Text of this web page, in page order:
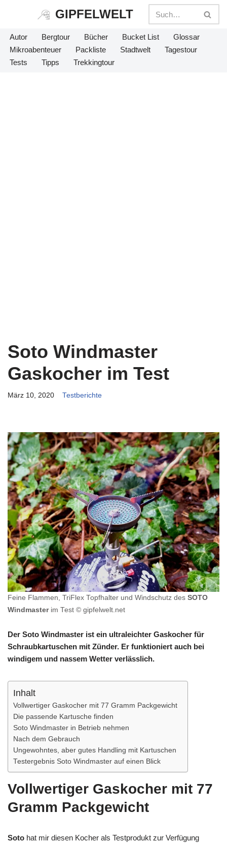
Inhalt
springen
GIPFELWELT
Autor Bergtour Bücher Bucket List
Glossar
Mikroabenteuer
Packliste Stadtwelt
Tagestour
Tests
Tipps Trekkingtour
Soto Windmaster
Gaskocher im Test
März 10, 2020 Testberichte
Feine Flammen, TriFlex Topfhalter und Windschutz des SOTO
Windmasterim Test © gipfelwelt.net
Der Soto Windmaster ist ein ultraleichter Gaskocher für
Schraubkartuschen mit Zünder. Er funktioniert auch bei
windigem und nassem Wetter verlässlich.
Inhalt
Vollwertiger Gaskocher mit 77 Gramm Packgewicht
Die passende Kartusche finden
Soto Windmaster in Betrieb nehmen
Nach dem Gebrauch
Ungewohntes, aber gutes Handling mit Kartuschen
Testergebnis Soto Windmaster auf einen Blick
Vollwertiger Gaskocher mit 77
Gramm Packgewicht
Soto hat mir diesen Kocher als Testprodukt zur Verfügung